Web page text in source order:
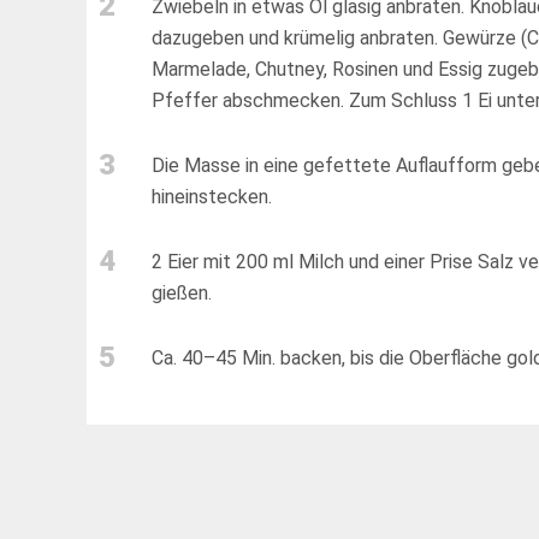
Zwiebeln in etwas Öl glasig anbraten.
dazugeben und krümelig anbraten. Gewürze
Marmelade, Chutney, Rosinen und Essig
Pfeffer abschmecken. Zum Schluss 1 Ei
3
Die Masse in eine gefettete Auflaufform
hineinstecken.
4
2 Eier mit 200 ml Milch und einer Prise Salz
gießen.
5 Ca. 40–45 Min. backen, bis die Oberfläche